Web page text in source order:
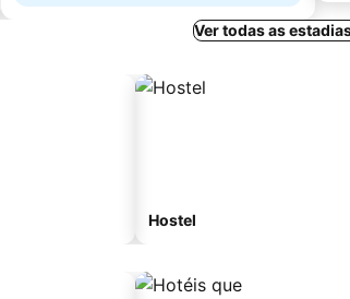
Ver todas as
Hostel